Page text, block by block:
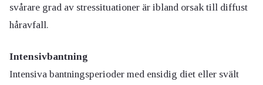
svårare grad av stressituationer är ibland orsak till diffust
håravfall.
Intensivbantning
Intensiva bantningsperioder med ensidig diet eller svält